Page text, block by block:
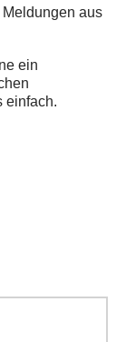
aus
ein
einfach.